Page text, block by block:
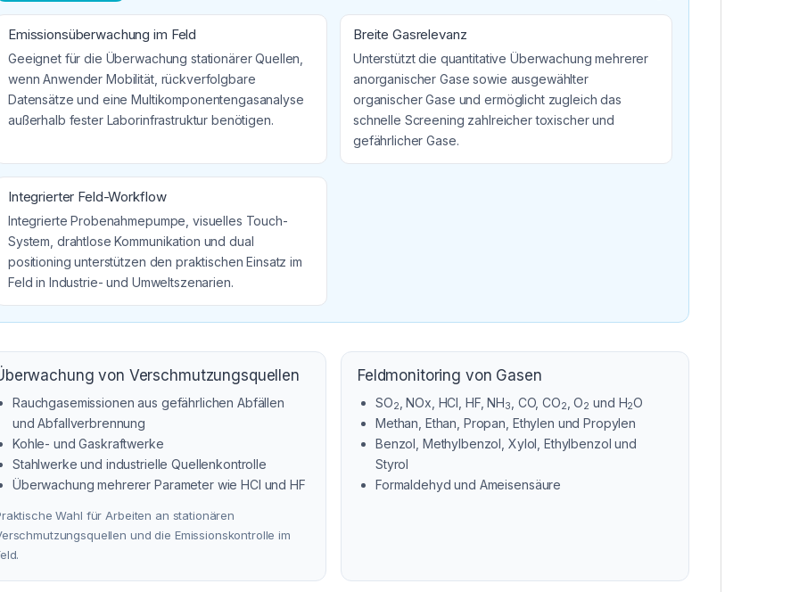
Emissionsüberwachung im Feld
Geeignet für die Überwachung stationärer Quellen,
wenn Anwender Mobilität, rückverfolgbare
Datensätze und eine Multikomponentengasanalyse
außerhalb fester Laborinfrastruktur benötigen.
Breite Gasrelevanz
Unterstützt die quantitative Überwachung mehrerer
anorganischer Gase sowie ausgewählter
organischer Gase und ermöglicht zugleich das
schnelle Screening zahlreicher toxischer und
gefährlicher Gase.
Integrierter Feld-Workflow
Integrierte Probenahmepumpe, visuelles Touch-
System, drahtlose Kommunikation und dual
positioning unterstützen den praktischen Einsatz im
Feld in Industrie- und Umweltszenarien.
von Verschmutzungsquellen
Rauchgasemissionen aus gefährlichen Abfällen
und Abfallverbrennung
Kohle- und Gaskraftwerke
Stahlwerke und industrielle Quellenkontrolle
Überwachung mehrerer Parameter wie HCl und HF
Wahl für Arbeiten an stationären
und die Emissionskontrolle im
Feldmonitoring von Gasen
SO2 , NOx, HCl, HF, NH3 , CO, CO2 , O2 und H2O
Methan, Ethan, Propan, Ethylen und Propylen
Benzol, Methylbenzol, Xylol, Ethylbenzol und
Styrol
Formaldehyd und Ameisensäure